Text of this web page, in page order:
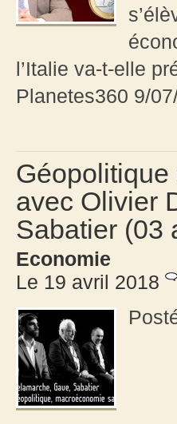
l’Italie va-t-elle
Planetes360 9/
avec Olivier
Sabatier (03
Economie
Le 19 avril 2018